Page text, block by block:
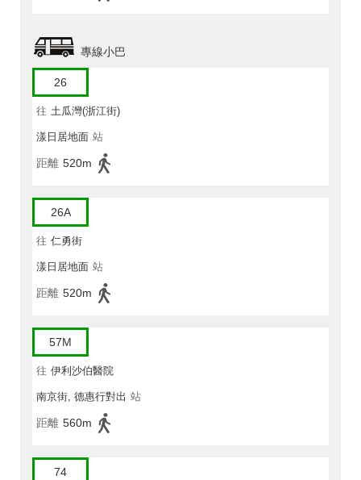
專線小巴
26
往 土瓜灣(浙江街)
漾日居地面 站
距離 520m
26A
往 仁勇街
漾日居地面 站
距離 520m
57M
往 伊利沙伯醫院
南京街, 德惠行對出 站
距離 560m
74